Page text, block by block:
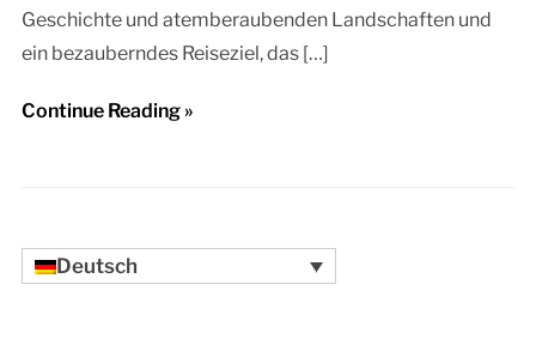
Geschichte und atemberaubenden Landschaften und
ein bezauberndes Reiseziel, das […]
Continue Reading »
Deutsch